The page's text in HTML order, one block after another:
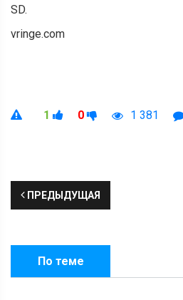
SD.
vringe.com
1 0 1 381
ПРЕДЫДУЩАЯ
По теме